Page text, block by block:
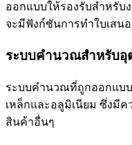
ออกแบบให้รองรับสำหรับ
จะมีฟังก์ชันการทำใบเสน
ระบบคำนวณสำหรับอุ
ระบบคำนวณที่ถูกออกแบ
เหล็กและอลูมิเนียม ซึ่งมี
สินค้าอื่นๆ